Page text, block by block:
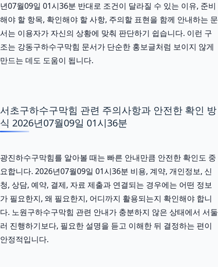
년07월09일 01시36분 반대로 조건이 달라질 수 있는 이유, 준비
해야 할 항목, 확인해야 할 사항, 주의할 표현을 함께 안내하는 문
서는 이용자가 자신의 상황에 맞춰 판단하기 쉽습니다. 이런 구
조는 강동구하수구막힘 문서가 단순한 홍보글처럼 보이지 않게
만드는 데도 도움이 됩니다.
서초구하수구막힘 관련 주의사항과 안전한 확인 방
식 2026년07월09일 01시36분
광진하수구막힘를 알아볼 때는 빠른 안내만큼 안전한 확인도 중
요합니다. 2026년07월09일 01시36분 비용, 계약, 개인정보, 신
청, 상담, 예약, 결제, 자료 제출과 연결되는 경우에는 어떤 정보
가 필요한지, 왜 필요한지, 어디까지 활용되는지 확인해야 합니
다. 노원구하수구막힘 관련 안내가 충분하지 않은 상태에서 서둘
러 진행하기보다, 필요한 설명을 듣고 이해한 뒤 결정하는 편이
안정적입니다.